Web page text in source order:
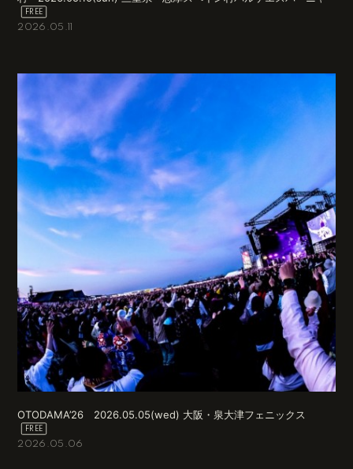
2026.05.11
OTODAMA’26 2026.05.05(wed) 大阪・泉大津フェニックス
2026.05.06